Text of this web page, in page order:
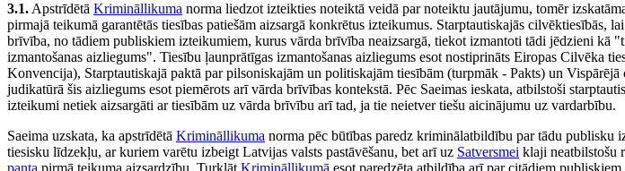
3.1. Apstrīdētā Krimināllikuma norma liedzot izteikties noteiktā veidā par noteiktu jautājumu, tomēr
pirmajā teikumā garantētās tiesības patiešām aizsargā konkrētus izteikumus. Starptautiskajās cilvēktiesībās,
brīvība, no tādiem publiskiem izteikumiem, kurus vārda brīvība neaizsargā, tiekot izmantoti tādi jēdzieni kā
izmantošanas aizliegums". Tiesību ļaunprātīgas izmantošanas aizliegums esot nostiprināts Eiropas Cilvēka
Konvencija), Starptautiskajā paktā par pilsoniskajām un politiskajām tiesībām (turpmāk - Pakts) un
judikatūrā šis aizliegums esot piemērots arī vārda brīvības kontekstā. Pēc Saeimas ieskata, atbilstoši
izteikumi netiek aizsargāti ar tiesībām uz vārda brīvību arī tad, ja tie neietver tiešu aicinājumu uz vardarbību.
Saeima uzskata, ka apstrīdētā Krimināllikuma norma pēc būtības paredz kriminālatbildību par tādu publisku
tiesisku līdzekļu, ar kuriem varētu izbeigt Latvijas valsts pastāvēšanu, bet arī uz Satversmei klaji neatbilstošu
panta pirmā teikuma aizsardzību. Turklāt Krimināllikumā esot paredzēta atbildība arī par citādiem